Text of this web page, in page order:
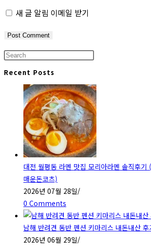
새 글 알림 이메일 받기
Press
close
the
search
panel.
Recent Posts
대전 월평동 라멘 맛집 모리아라멘 솔직후기 (
매운돈코츠)
2026년 07월 28일/
0 Comments
남해 반려견 동반 펜션 키마리스 내돈내산 후
2026년 06월 29일/